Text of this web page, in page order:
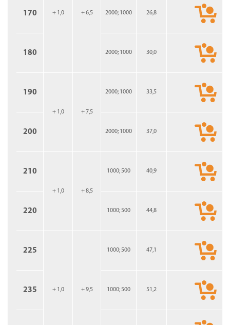
+ 1,0 + 6,5
170 2000; 1000 26,8
180 2000; 1000 30,0
190
+ 1,0 + 7,5
2000; 1000 33,5
200 2000; 1000 37,0
210
+ 1,0 + 8,5
1000; 500 40,9
220 1000; 500 44,8
225
+ 1,0 + 9,5
1000; 500 47,1
235 1000; 500 51,2